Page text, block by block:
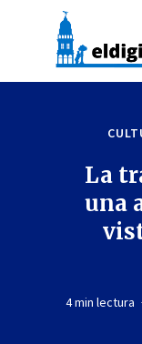
La
una
4 min lectura